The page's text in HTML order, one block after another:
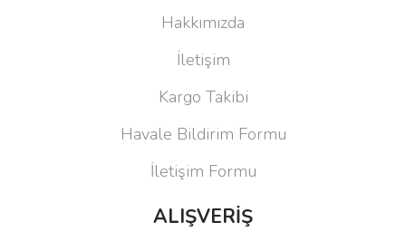
telafi edeceğimizin garantisini veriyoruz.
ödemeli olarak geri göndermenizi bekliyoruz.
Hakkımızda
İletişim
Kargo Takibi
Havale Bildirim Formu
İletişim Formu
ALIŞVERİŞ